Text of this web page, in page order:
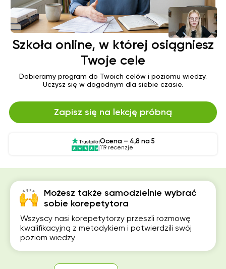
Możesz także samodzielnie wybrać
sobie korepetytora
Wszyscy nasi korepetytorzy przeszli rozmowę
kwalifikacyjną z metodykiem i potwierdzili swój
poziom wiedzy
Szkoła online, w której osiągniesz
Twoje cele
Dobieramy program do Twoich celów i poziomu wiedzy.
Uczysz się w dogodnym dla siebie czasie.
Zapisz się na lekcję próbną
Ocena – 4,8 na 5
119 recenzje